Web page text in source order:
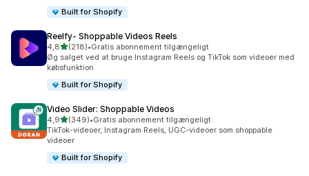
Built for Shopify
Reelfy‑ Shoppable Videos Reels
4,8ud af 5 stjerner
(218)
218 anmeldelser i alt
•Gratis abonnement tilgængeligt
Øg salget ved at bruge Instagram Reels og TikTok som videoer med
købsfunktion
Built for Shopify
Video Slider: Shoppable Videos
4,9ud af 5 stjerner
(349)
349 anmeldelser i alt
•Gratis abonnement tilgængeligt
TikTok-videoer, Instagram Reels, UGC-videoer som shoppable
videoer
Built for Shopify